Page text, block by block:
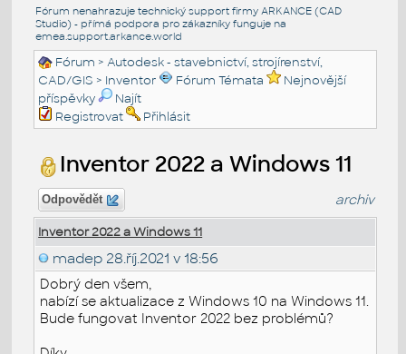
Fórum nenahrazuje technický support firmy ARKANCE (CAD
Studio) - přímá podpora pro zákazníky funguje na
emea.support.arkance.world
Fórum >Autodesk - stavebnictví, strojírenství,
CAD/GIS > Inventor Fórum Témata
Nejnovější
příspěvky
Najít
Registrovat
Přihlásit
Inventor 2022 a Windows 11
Odpovědět archiv
Inventor 2022 a Windows 11
madep 28.říj.2021 v 18:56
Dobrý den všem,
nabízí se aktualizace z Windows 10 na Windows 11.
Bude fungovat Inventor 2022 bez problémů?